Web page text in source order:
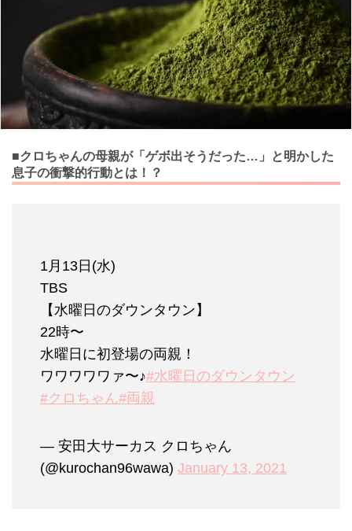
■クロちゃんの母親が「ゲボ出そうだった…」と明かした
息子の衝撃的行動とは！？
1月13日(水)
TBS
【水曜日のダウンタウン】
22時〜
水曜日に初登場の両親！
ワワワワワァ〜♪#水曜日のダウンタウン
#クロちゃん#両親
— 安田大サーカス クロちゃん
(@kurochan96wawa) January 13, 2021